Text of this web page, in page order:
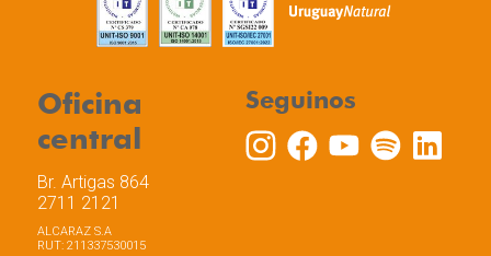
Oficina
central
Br. Artigas 864
2711 2121
ALCARAZ S.A
RUT: 211337530015
Seguinos